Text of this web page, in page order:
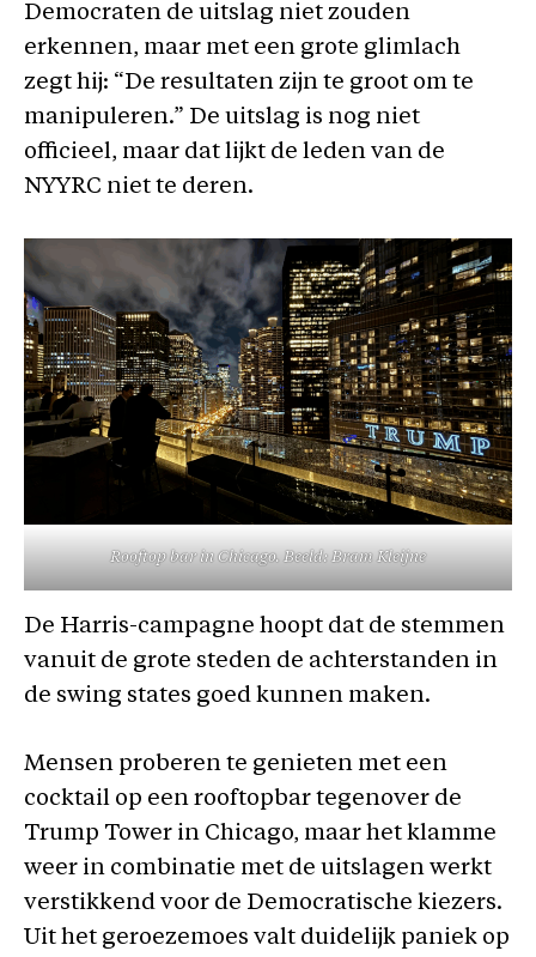
Democraten de uitslag niet zouden
erkennen, maar met een grote glimlach
zegt hij: “De resultaten zijn te groot om te
manipuleren.” De uitslag is nog niet
officieel, maar dat lijkt de leden van de
NYYRC niet te deren.
Rooftop bar in Chicago. Beeld: Bram Kleijne
De Harris-campagne hoopt dat de stemmen
vanuit de grote steden de achterstanden in
de swing states goed kunnen maken.
Mensen proberen te genieten met een
cocktail op een rooftopbar tegenover de
Trump Tower in Chicago, maar het klamme
weer in combinatie met de uitslagen werkt
verstikkend voor de Democratische kiezers.
Uit het geroezemoes valt duidelijk paniek op